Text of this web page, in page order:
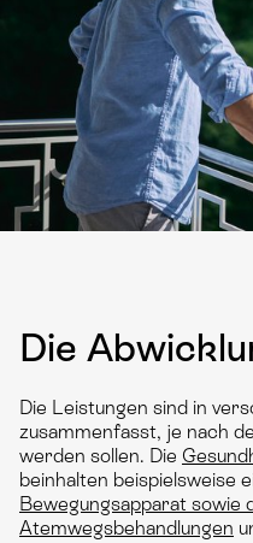
Die
Die Leistungen sind in
zusammenfasst, je nach
werden sollen. Die
beinhalten beispielsweise
Bewegungsapparat sowie
Atemwegsbehandlungen